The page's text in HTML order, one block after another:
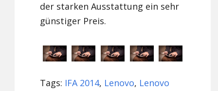
der starken Ausstattung ein sehr
günstiger Preis.
Tags: IFA 2014, Lenovo, Lenovo